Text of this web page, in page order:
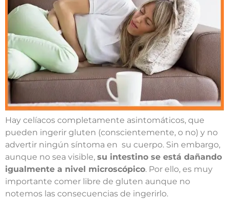
Hay celíacos completamente asintomáticos, que
pueden ingerir gluten (conscientemente, o no) y no
advertir ningún síntoma en su cuerpo. Sin embargo,
aunque no sea visible, su intestino se está dañando
igualmente a nivel microscópico. Por ello, es muy
importante comer libre de gluten aunque no
notemos las consecuencias de ingerirlo.